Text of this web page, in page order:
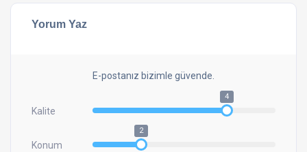
Yorum Yaz
E-postanız bizimle güvende.
Kalite
4
Konum
2